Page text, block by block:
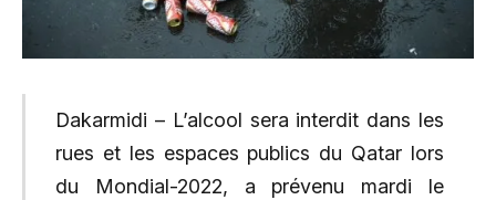
Dakarmidi – L’alcool sera interdit dans les
rues et les espaces publics du Qatar lors
du Mondial-2022, a prévenu mardi le